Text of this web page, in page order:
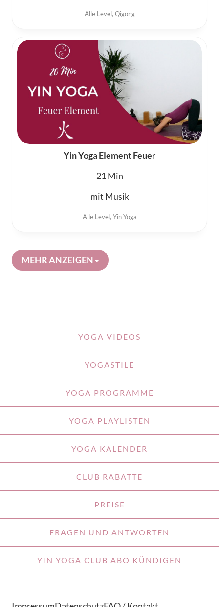
Alle Level, Qigong
Yin Yoga Element Feuer
21
mit Musik
Alle Level, Yin Yoga
MEHR ANZEIGEN
YOGA VIDEOS
YOGASTILE
YOGA PROGRAMME
YOGA PLAYLISTEN
YOGA KALENDER
CLUB RABATTE
PREISE
FRAGEN UND ANTWORTEN
YIN YOGA CLUB ABO KÜNDIGEN